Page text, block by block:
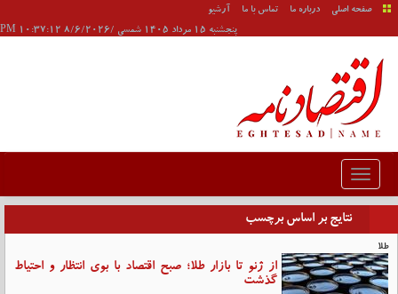
صفحه اصلی درباره ما تماس با ما
آرشیو
پنجشنبه 15 مرداد 1405 شمسی /8/6/2026 10:37:12 PM
نتایج بر اساس برچسب
طلا
از ژنو تا بازار طلا؛ صبح اقتصاد با بوی انتظار و احتیاط
گذشت